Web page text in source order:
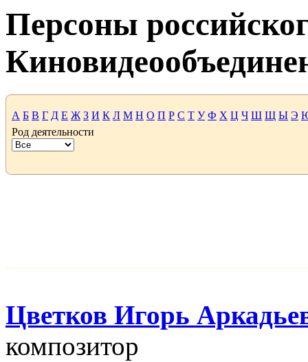
Персоны
А Б В Г Д Е Ж З И К Л М Н О П Р С Т У Ф Х Ц Ч Ш Щ Ы Э
Род деятельности
Цветков Игорь
композитор